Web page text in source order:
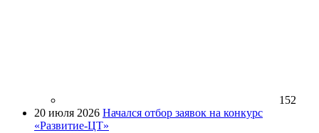
152
20 июля 2026 Начался отбор заявок на конкурс
«Развитие-ЦТ»